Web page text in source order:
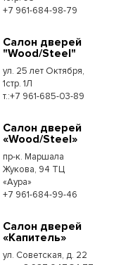
+7 961-684-98-79
Салон дверей
"Wood/Steel"
ул. 25 лет Октября,
1стр. 1Л
т.:+7 961-685-03-89
Салон дверей
«Wood/Steel»
пр-к. Маршала
Жукова, 94 ТЦ
«Аура»
+7 961-684-99-46
Салон дверей
«Капитель»
ул. Советская, д. 22